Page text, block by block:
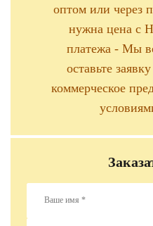
оптом или через
нужна цена с
платежа - Мы
оставьте
коммерческое